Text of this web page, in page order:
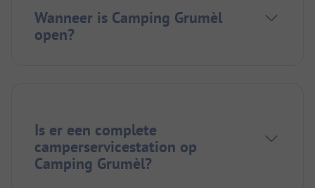
Wanneer is Camping Grumèl
open?
Is er een complete
camperservicestation op
Camping Grumèl?